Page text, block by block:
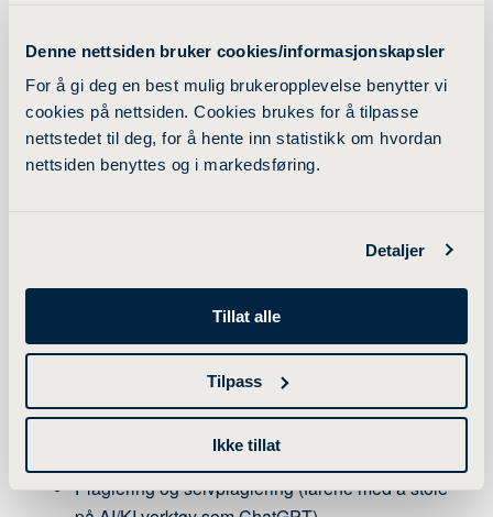
Denne nettsiden bruker cookies/informasjonskapsler
For å gi deg en best mulig brukeropplevelse benytter vi
cookies på nettsiden. Cookies brukes for å tilpasse
nettstedet til deg, for å hente inn statistikk om hvordan
nettsiden benyttes og i markedsføring.
Detaljer
Tillat alle
Tilpass
Ikke tillat
Kursbeskrivelse
Kurset gir en introduksjon i hvorfor og hvordan vi
refererer til kilder. Kurset vil også dekke emnet plagiat
og hvordan man setter opp en litteraturliste i Word.
Type referanser - narrativ vs. parenteshenvisning
Plagiering og selvplagiering (farene med å stole